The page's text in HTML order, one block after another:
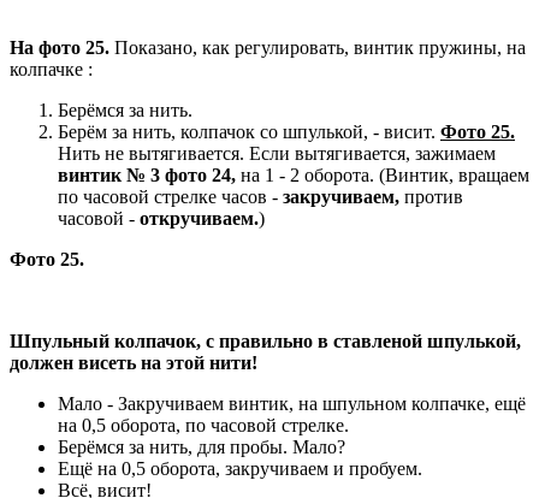
На фото 25. Показано, как регулировать, винтик пружины, на
колпачке :
Берёмся за нить.
Берём за нить, колпачок со шпулькой, - висит. Фото 25.
Нить не вытягивается. Если вытягивается, зажимаем
винтик № 3 фото 24, на 1 - 2 оборота. (Винтик, вращаем
по часовой стрелке часов - закручиваем, против
часовой - откручиваем.)
Фото 25.
Шпульный колпачок, с правильно в ставленой шпулькой,
должен висеть на этой нити!
Мало - Закручиваем винтик, на шпульном колпачке, ещё
на 0,5 оборота, по часовой стрелке.
Берёмся за нить, для пробы. Мало?
Ещё на 0,5 оборота, закручиваем и пробуем.
Всё, висит!